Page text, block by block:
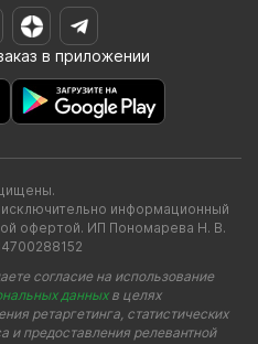
в приложении
информационный
офертой. ИП Пономарева Н. В.
согласие на использование
данныхв целях
ретаргетинга, статистических
и предоставления релевантной